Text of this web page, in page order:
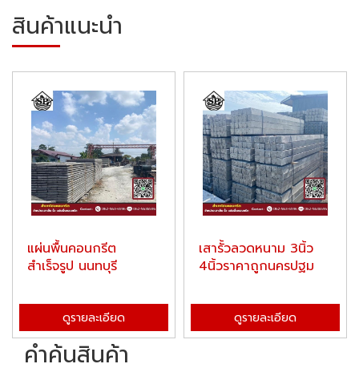
สินค้าแนะนำ
แผ่นพื้นคอนกรีต
สำเร็จรูป นนทบุรี
ดูรายละเอียด
เสารั้วลวดหนาม 3นิ้ว
4นิ้วราคาถูกนครปฐม
ดูรายละเอียด
คำค้นสินค้า